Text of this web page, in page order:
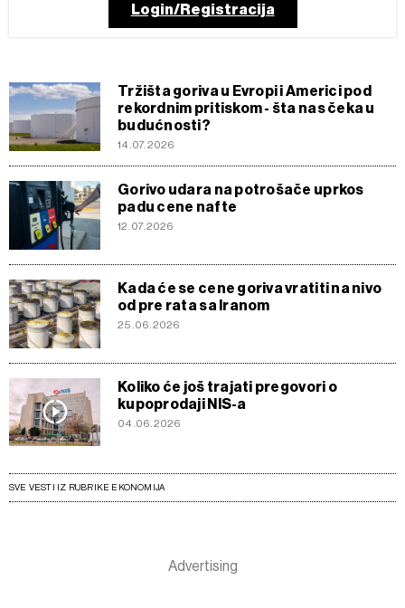
Login/Registracija
Tržišta goriva u Evropi i Americi pod
rekordnim pritiskom - šta nas čeka u
budućnosti?
14.07.2026
Gorivo udara na potrošače uprkos
padu cene nafte
12.07.2026
Kada će se cene goriva vratiti na nivo
od pre rata sa Iranom
25.06.2026
Koliko će još trajati pregovori o
kupoprodaji NIS-a
04.06.2026
SVE VESTI IZ RUBRIKE EKONOMIJA